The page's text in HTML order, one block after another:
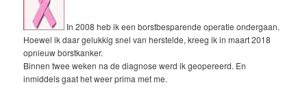
In 2008 heb ik een borstbesparende operatie ondergaan.
Hoewel ik daar gelukkig snel van herstelde, kreeg ik in maart 2018
opnieuw borstkanker.
Binnen twee weken na de diagnose werd ik geopereerd. En
inmiddels gaat het weer prima met me.